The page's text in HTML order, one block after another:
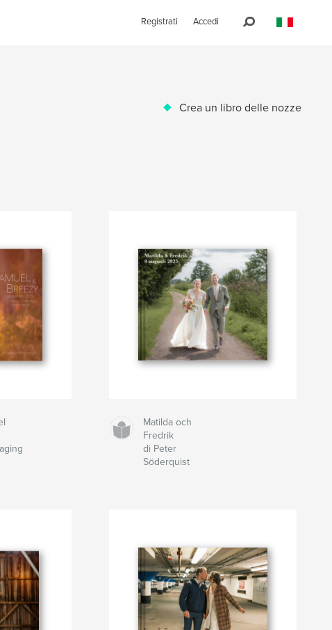
Registrati Accedi
Crea un libro delle nozze
Matilda och
Fredrik
di Peter
Söderquist